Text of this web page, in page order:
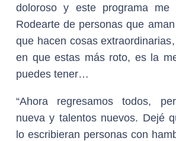
doloroso y este programa me
Rodearte de personas que
que hacen cosas
en que estas más roto, es la
puedes tener…
“Ahora regresamos todos,
nueva y talentos nuevos. Dejé
lo escribieran personas con